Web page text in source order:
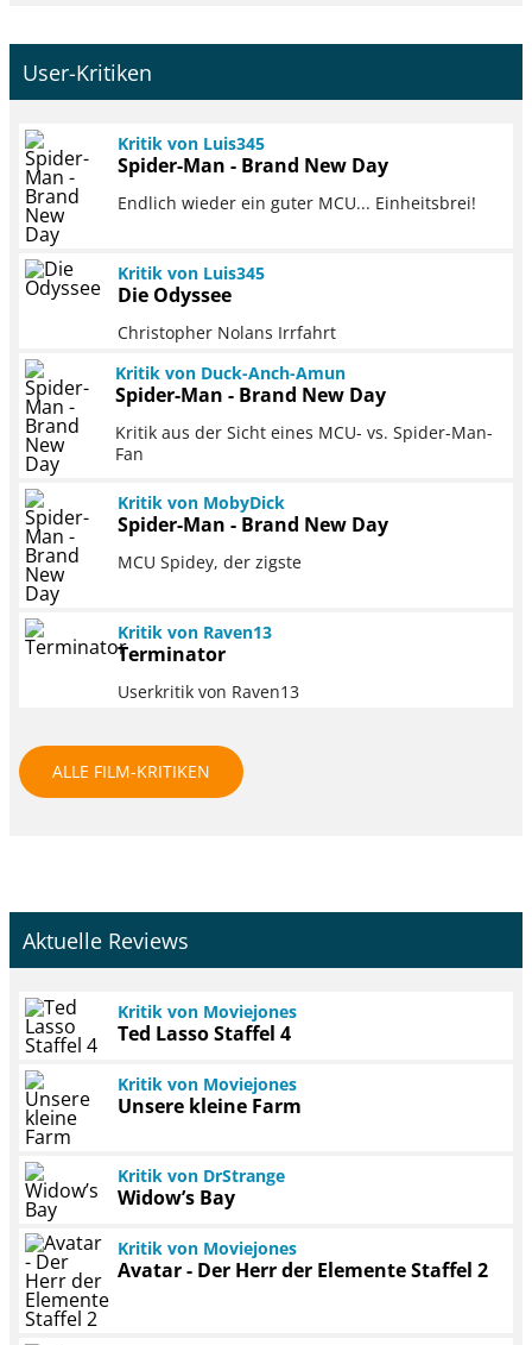
User-Kritiken
Kritik von Luis345
Spider-Man - Brand New Day
Endlich wieder ein guter MCU... Einheitsbrei!
Kritik von Luis345
Die Odyssee
Christopher Nolans Irrfahrt
Kritik von Duck-Anch-Amun
Spider-Man - Brand New Day
Kritik aus der Sicht eines MCU- vs. Spider-Man-
Fan
Kritik von MobyDick
Spider-Man - Brand New Day
MCU Spidey, der zigste
Kritik von Raven13
Terminator
Userkritik von Raven13
ALLE FILM-KRITIKEN
Aktuelle Reviews
Kritik von Moviejones
Ted Lasso Staffel 4
Kritik von Moviejones
Unsere kleine Farm
Kritik von DrStrange
Widow’s Bay
Kritik von Moviejones
Avatar - Der Herr der Elemente Staffel 2